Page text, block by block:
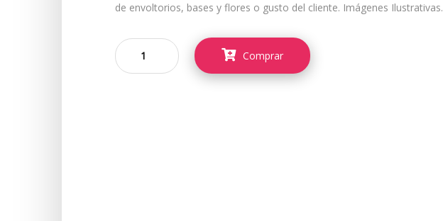
de envoltorios, bases y flores o gusto del cliente. Imágenes Ilustrativas.
Comprar